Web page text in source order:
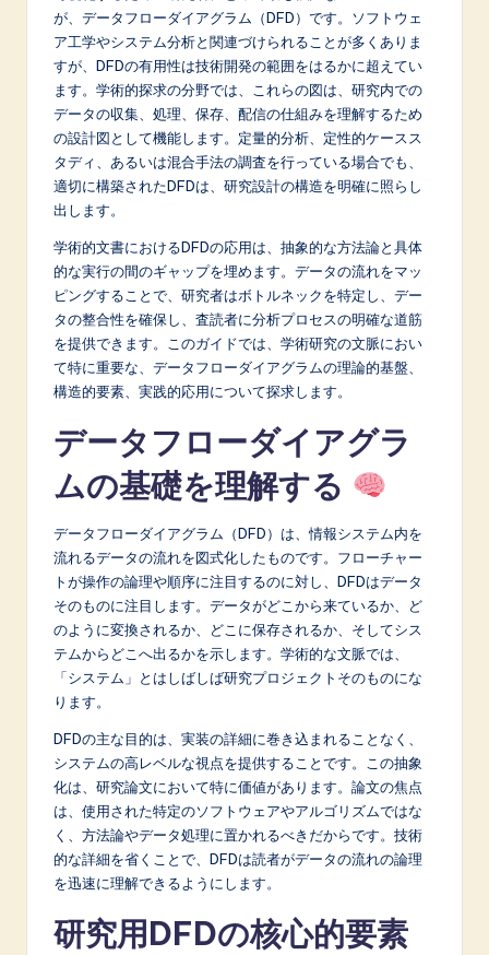
in
A
&
S
o
w
ti
が、データフローダイアグラム（DFD）です。ソフトウェ
ア工学やシステム分析と関連づけられることが多くありま
すが、DFDの有用性は技術開発の範囲をはるかに超えてい
ます。学術的探求の分野では、これらの図は、研究内での
データの収集、処理、保存、配信の仕組みを理解するため
の設計図として機能します。定量的分析、定性的ケースス
タディ、あるいは混合手法の調査を行っている場合でも、
適切に構築されたDFDは、研究設計の構造を明確に照らし
出します。
学術的文書におけるDFDの応用は、抽象的な方法論と具体
的な実行の間のギャップを埋めます。データの流れをマッ
ピングすることで、研究者はボトルネックを特定し、デー
タの整合性を確保し、査読者に分析プロセスの明確な道筋
を提供できます。このガイドでは、学術研究の文脈におい
て特に重要な、データフローダイアグラムの理論的基盤、
構造的要素、実践的応用について探求します。
データフローダイアグラ
ムの基礎を理解する
データフローダイアグラム（DFD）は、情報システム内を
流れるデータの流れを図式化したものです。フローチャー
トが操作の論理や順序に注目するのに対し、DFDはデータ
そのものに注目します。データがどこから来ているか、ど
のように変換されるか、どこに保存されるか、そしてシス
テムからどこへ出るかを示します。学術的な文脈では、
「システム」とはしばしば研究プロジェクトそのものにな
ります。
DFDの主な目的は、実装の詳細に巻き込まれることなく、
システムの高レベルな視点を提供することです。この抽象
化は、研究論文において特に価値があります。論文の焦点
は、使用された特定のソフトウェアやアルゴリズムではな
く、方法論やデータ処理に置かれるべきだからです。技術
的な詳細を省くことで、DFDは読者がデータの流れの論理
を迅速に理解できるようにします。
研究用DFDの核心的要素